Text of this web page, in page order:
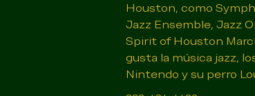
Houston, como
Jazz Ensemble, Jazz
Spirit of Houston
gusta la música jazz,
Nintendo y su perro